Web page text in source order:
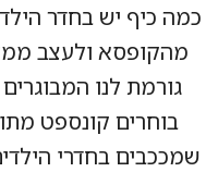
כיף יש בחדר
ולעצב ממלכה
לנו המבוגרים
קונספט מתוך
בחדרי הילדים?